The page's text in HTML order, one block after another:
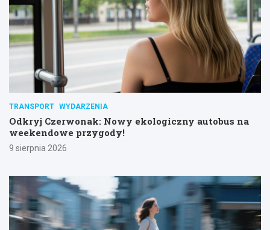
TRANSPORT WYDARZENIA
Odkryj Czerwonak: Nowy ekologiczny autobus na
weekendowe przygody!
9 sierpnia 2026